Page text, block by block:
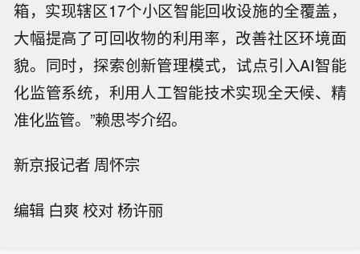
箱，实现辖区17个小区智能回收设施的全覆盖，
大幅提高了可回收物的利用率，改善社区环境面
貌。同时，探索创新管理模式，试点引入AI智能
化监管系统，利用人工智能技术实现全天候、精
准化监管。”赖思岑介绍。
新京报记者 周怀宗
编辑 白爽 校对 杨许丽